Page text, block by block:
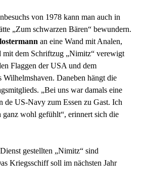
von 1978 kann man auch in
„Zum schwarzen Bären“ bewundern.
an eine Wand mit Analen,
mit dem Schriftzug „Nimitz“ verewigt
Flaggen der USA und dem
Wilhelmshaven. Daneben hängt die
„Bei uns war damals eine
de US-Navy zum Essen zu Gast. Ich
ganz wohl gefühlt“, erinnert sich die
gestellten „Nimitz“ sind
Kriegsschiff soll im nächsten Jahr